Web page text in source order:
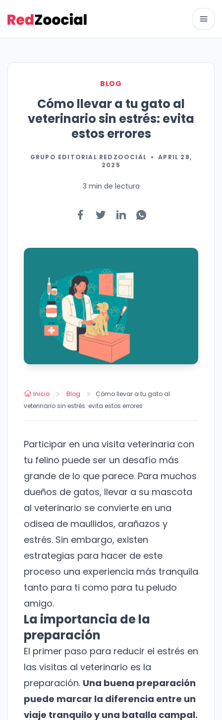
BLOG
Cómo llevar a tu gato al
veterinario sin estrés: evita
estos errores
GRUPO EDITORIAL REDZOOCIAL •
APRIL 28,
2025
3 min de lectura
Inicio Blog
Cómo llevar a tu gato al
veterinario sin estrés: evita estos errores
Participar en una visita veterinaria con
tu felino puede ser un desafío más
grande de lo que parece. Para muchos
dueños de gatos, llevar a su mascota
al veterinario se convierte en una
odisea de maullidos, arañazos y
estrés. Sin embargo, existen
estrategias para hacer de este
proceso una experiencia más tranquila
tanto para ti como para tu peludo
amigo.
La importancia de la
preparación
El primer paso para reducir el estrés en
las visitas al veterinario es la
preparación. Una buena preparación
puede marcar la diferencia entre un
viaje tranquilo y una batalla campal.